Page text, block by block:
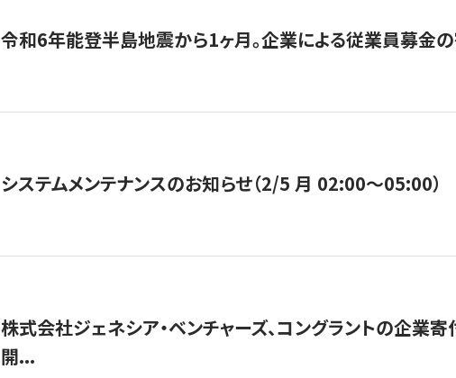
令和6年能登半島地震から1ヶ月。企業による従業員募金
システムメンテナンスのお知らせ（2/5 月 02:00〜05:00）
株式会社ジェネシア・ベンチャーズ、コングラントの企
開...